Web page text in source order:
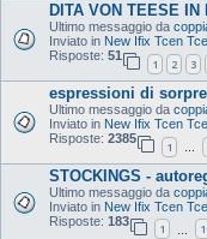
DITA VON TEESE
Ultimo messaggio da
Inviato in New Ifix Tcen
Risposte: 51
1 2 3
espressioni di
Ultimo messaggio da
Inviato in New Ifix Tcen
Risposte: 2385
1 …
STOCKINGS -
Ultimo messaggio da
Inviato in New Ifix Tcen
Risposte: 183
1